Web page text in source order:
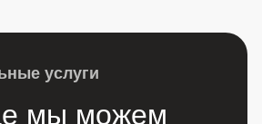
услуги
мы можем